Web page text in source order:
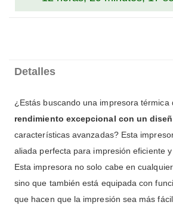
Detalles
¿Estás buscando una impresora térmica
rendimiento excepcional con un
características avanzadas? Esta
aliada perfecta para impresión eficiente
Esta impresora no solo cabe en
sino que también está equipada con
que hacen que la impresión sea más